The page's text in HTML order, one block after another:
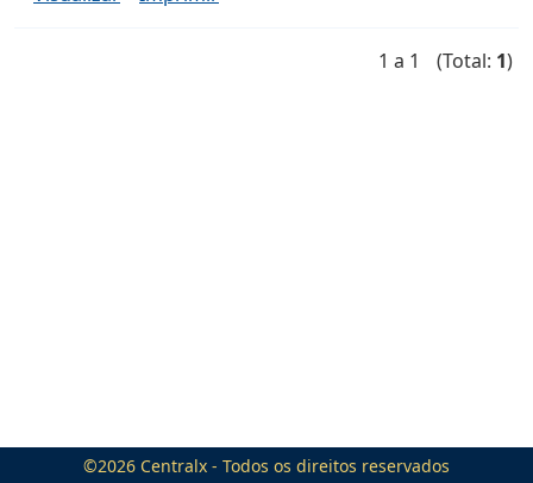
1 a 1 (Total: 1)
©2026 Centralx - Todos os direitos reservados